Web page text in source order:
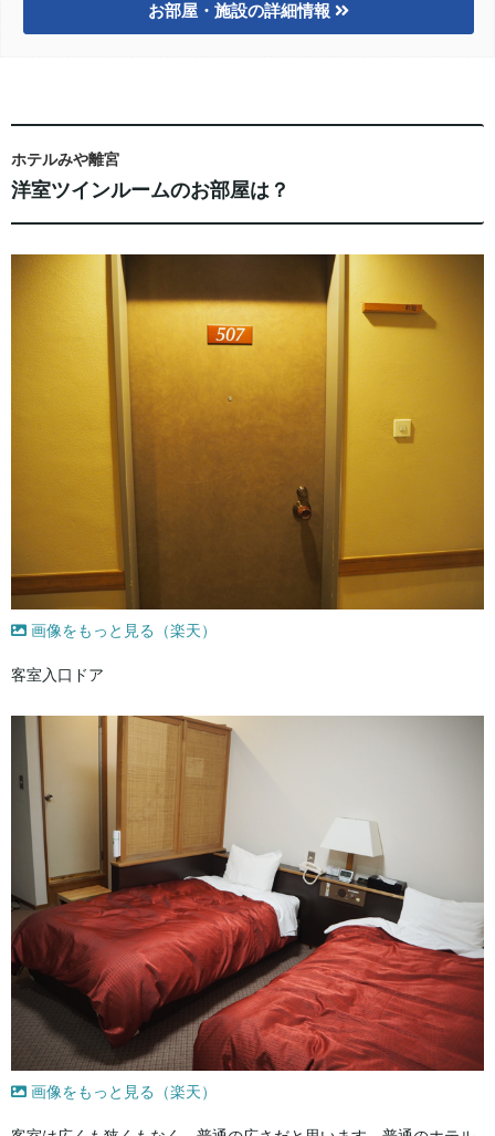
お部屋・施設の詳細情報
ホテルみや離宮
洋室ツインルームのお部屋は？
画像をもっと見る（楽天）
客室入口ドア
画像をもっと見る（楽天）